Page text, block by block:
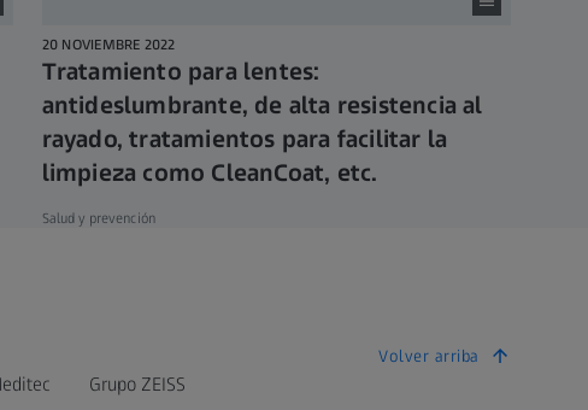
20 NOVIEMBRE 2022
Tratamiento para lentes:
antideslumbrante, de alta resistencia al
rayado, tratamientos para facilitar la
limpieza como CleanCoat, etc.
Salud y prevención
Volver arriba
Grupo ZEISS